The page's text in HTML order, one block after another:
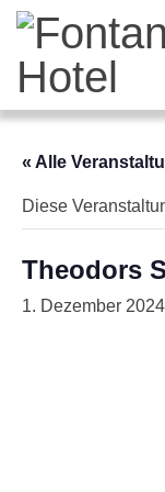
« Alle
Diese
Theodors
1. Dezember